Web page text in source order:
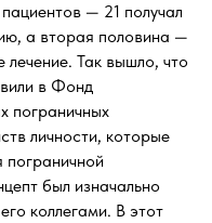
— 21 получал
а вторая половина —
лечение. Так вышло, что
в Фонд
пограничных
личности, которые
пограничной
был изначально
коллегами. В этот